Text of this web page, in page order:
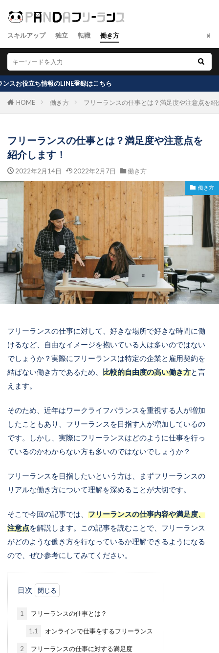
スキルアップ 独立 転職 働き方
報のLINE登録はこちら
HOME 働き方 フリーランスの仕事とは？満足度や注意点を
フリーランスの仕事とは？満足度や注意点を
紹介します！
2022年2月14日 2022年2月7日 働き方
働き方
フリーランスの仕事に対して、好きな場所で好きな時間に働
けるなど、自由なイメージを抱いている人は多いのではない
でしょうか？実際にフリーランスは特定の企業と雇用契約を
結ばない働き方であるため、 比較的自由度の高い働き方と言
えます。
そのため、近年はワークライフバランスを重視する人が増加
したこともあり、フリーランスを目指す人が増加しているの
です。しかし、実際にフリーランスはどのように仕事を行っ
ているのかわからない方も多いのではないでしょうか？
フリーランスを目指したいという方は、まずフリーランスの
リアルな働き方について理解を深めることが大切です。
そこで今回の記事では、 フリーランスの仕事内容や満足度、
注意点を解説します。この記事を読むことで、フリーランス
がどのような働き方を行なっているか理解できるようになる
ので、ぜひ参考にしてみてください。
目次
1 フリーランスの仕事とは？
1.1 オンラインで仕事をするフリーランス
2 フリーランスの仕事に対する満足度